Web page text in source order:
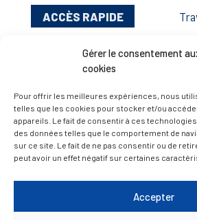
Gérer le consentement
cookies
Pour offrir les meilleures expériences, nous
telles que les cookies pour stocker et/ou
appareils. Le fait de consentir à ces
des données telles que le comportement de
sur ce site. Le fait de ne pas consentir ou de
peut avoir un effet négatif sur certaines
Accepter
ACCÈS RAPIDE
— Faire une recherche
A FEUILLETER !